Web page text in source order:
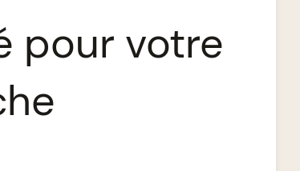
pour votre